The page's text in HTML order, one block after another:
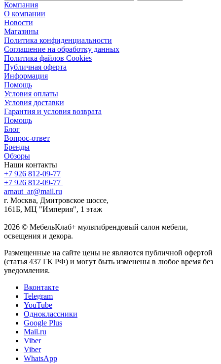
Компания
О компании
Новости
Магазины
Политика конфиденциальности
Соглашение на обработку данных
Политика файлов Cookies
Публичная оферта
Информация
Помощь
Условия оплаты
Условия доставки
Гарантия и условия возврата
Помощь
Блог
Вопрос-ответ
Бренды
Обзоры
Наши контакты
+7 926 812-09-77
+7 926 812-09-77
arnaut_ar@mail.ru
г. Москва, Дмитровское шоссе,
161Б, МЦ "Империя", 1 этаж
2026 © МебельКлаб+ мультибрендовый салон мебели,
освещения и декора.
Размещенные на сайте цены не являются публичной офертой
(статья 437 ГК РФ) и могут быть изменены в любое время без
уведомления.
Вконтакте
Telegram
YouTube
Одноклассники
Google Plus
Mail.ru
Viber
Viber
WhatsApp